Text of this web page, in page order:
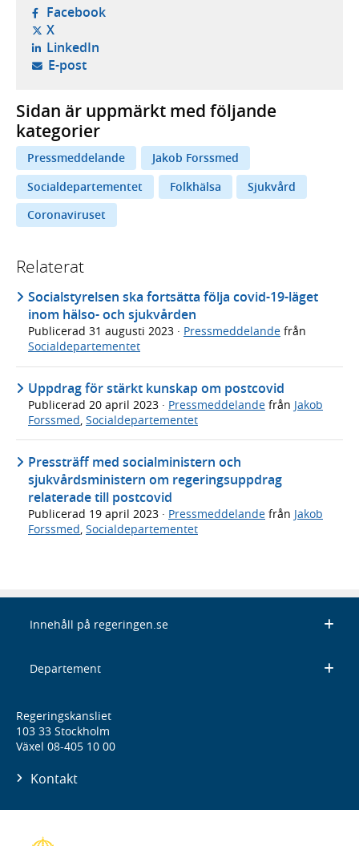
Facebook- öppnas i ny flik, extern webbplats,
X- öppnas i ny flik, extern webbplats,
LinkedIn- öppnas i ny flik, extern webbplats,
E-post- öppnar din e-postklient,
Sidan är uppmärkt med följande
kategorier
Pressmeddelande
Jakob Forssmed
Socialdepartementet
Folkhälsa
Sjukvård
Coronaviruset
Relaterat
Socialstyrelsen ska fortsätta följa covid-19-läget
inom hälso- och sjukvården
Publicerad 31 augusti 2023 · Pressmeddelande från
Socialdepartementet
Uppdrag för stärkt kunskap om postcovid
Publicerad 20 april 2023 · Pressmeddelande från Jakob
Forssmed, Socialdepartementet
Pressträff med socialministern och
sjukvårdsministern om regeringsuppdrag
relaterade till postcovid
Publicerad 19 april 2023 · Pressmeddelande från Jakob
Forssmed Socialdepartementet
Innehåll på regeringen.se
Departement
Regeringskansliet
103 33 Stockholm
Växel 08-405 10 00
Kontakt